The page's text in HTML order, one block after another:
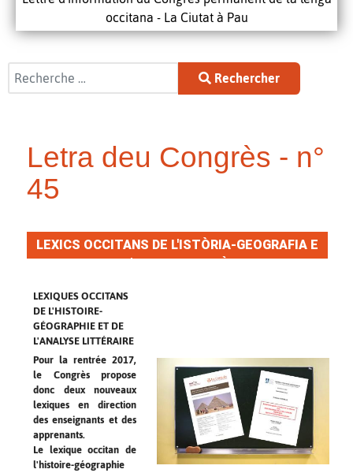
occitana - La Ciutat à Pau
Rechercher
Rechercher
Letra deu Congrès - n°
45
LEXICS OCCITANS DE L'ISTÒRIA-GEOGRAFIA E
LEXIQUES OCCITANS
DE L'HISTOIRE-
GÉOGRAPHIE ET DE
L'ANALYSE LITTÉRAIRE
Pour la rentrée 2017,
le Congrès propose
donc deux nouveaux
lexiques en direction
des enseignants et des
apprenants.
Le lexique occitan de
l'histoire-géographie